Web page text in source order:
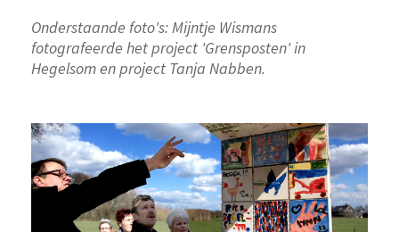
Onderstaande foto's: Mijntje Wismans
fotografeerde het project 'Grensposten' in
Hegelsom en project Tanja Nabben.